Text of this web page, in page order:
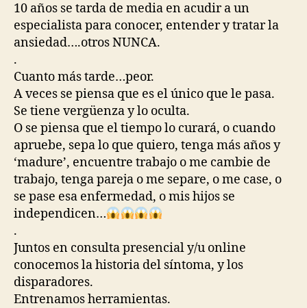
10 años se tarda de media en acudir a un
especialista para conocer, entender y tratar la
ansiedad….otros NUNCA.
.
Cuanto más tarde…peor.
A veces se piensa que es el único que le pasa.
Se tiene vergüenza y lo oculta.
O se piensa que el tiempo lo curará, o cuando
apruebe, sepa lo que quiero, tenga más años y
‘madure’, encuentre trabajo o me cambie de
trabajo, tenga pareja o me separe, o me case, o
se pase esa enfermedad, o mis hijos se
independicen…
.
Juntos en consulta presencial y/u online
conocemos la historia del síntoma, y los
disparadores.
Entrenamos herramientas.